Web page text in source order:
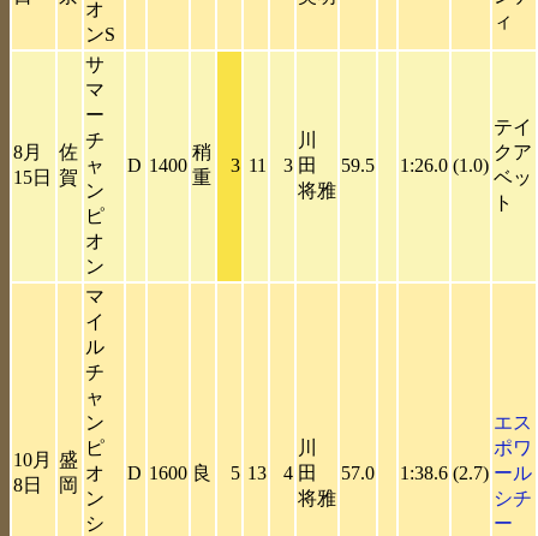
オ
ンS
ィ
8月
15日
佐
賀
サ
マ
ー
チ
ャ
ン
ピ
オ
ン
D 1400
稍
重
3 11 3
川
田
将雅
59.5 1:26.0 (1.0)
テイ
クア
ベッ
ト
10月
8日
盛
岡
マ
イ
ル
チ
ャ
ン
ピ
オ
ン
シ
D 1600 良 5 13 4
川
田
将雅
57.0 1:38.6 (2.7)
エス
ポワ
ール
シチ
ー